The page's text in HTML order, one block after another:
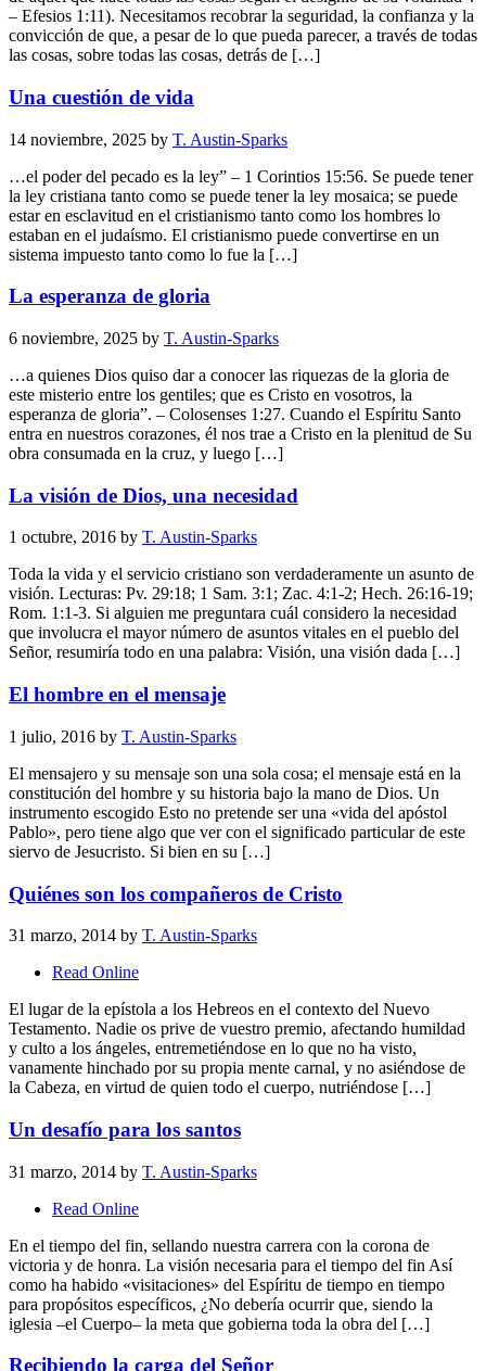
– Efesios 1:11). Necesitamos recobrar la seguridad, la confianza y la
convicción de que, a pesar de lo que pueda parecer, a través de todas
las cosas, sobre todas las cosas, detrás de […]
Una cuestión de vida
14 noviembre, 2025 by T. Austin-Sparks
…el poder del pecado es la ley” – 1 Corintios 15:56. Se puede tener
la ley cristiana tanto como se puede tener la ley mosaica; se puede
estar en esclavitud en el cristianismo tanto como los hombres lo
estaban en el judaísmo. El cristianismo puede convertirse en un
sistema impuesto tanto como lo fue la […]
La esperanza de gloria
6 noviembre, 2025 by T. Austin-Sparks
…a quienes Dios quiso dar a conocer las riquezas de la gloria de
este misterio entre los gentiles; que es Cristo en vosotros, la
esperanza de gloria”. – Colosenses 1:27. Cuando el Espíritu Santo
entra en nuestros corazones, él nos trae a Cristo en la plenitud de Su
obra consumada en la cruz, y luego […]
La visión de Dios, una necesidad
1 octubre, 2016 by T. Austin-Sparks
Toda la vida y el servicio cristiano son verdaderamente un asunto de
visión. Lecturas: Pv. 29:18; 1 Sam. 3:1; Zac. 4:1-2; Hech. 26:16-19;
Rom. 1:1-3. Si alguien me preguntara cuál considero la necesidad
que involucra el mayor número de asuntos vitales en el pueblo del
Señor, resumiría todo en una palabra: Visión, una visión dada […]
El hombre en el mensaje
1 julio, 2016 by T. Austin-Sparks
El mensajero y su mensaje son una sola cosa; el mensaje está en la
constitución del hombre y su historia bajo la mano de Dios. Un
instrumento escogido Esto no pretende ser una «vida del apóstol
Pablo», pero tiene algo que ver con el significado particular de este
siervo de Jesucristo. Si bien en su […]
Quiénes son los compañeros de Cristo
31 marzo, 2014 by T. Austin-Sparks
Read Online
El lugar de la epístola a los Hebreos en el contexto del Nuevo
Testamento. Nadie os prive de vuestro premio, afectando humildad
y culto a los ángeles, entremetiéndose en lo que no ha visto,
vanamente hinchado por su propia mente carnal, y no asiéndose de
la Cabeza, en virtud de quien todo el cuerpo, nutriéndose […]
Un desafío para los santos
31 marzo, 2014 by T. Austin-Sparks
Read Online
En el tiempo del fin, sellando nuestra carrera con la corona de
victoria y de honra. La visión necesaria para el tiempo del fin Así
como ha habido «visitaciones» del Espíritu de tiempo en tiempo
para propósitos específicos, ¿No debería ocurrir que, siendo la
iglesia –el Cuerpo– la meta que gobierna toda la obra del […]
Recibiendo la carga del Señor